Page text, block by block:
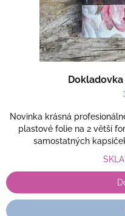
Novinka krásná
plastové folie na 2 větší
samostatných